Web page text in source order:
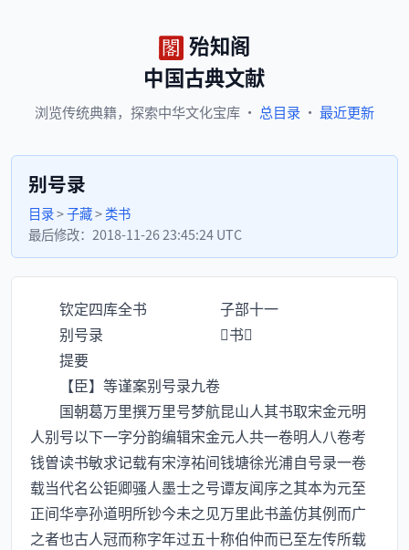
殆知阁
中国古典文献
浏览传统典籍， 探索中华文化宝库 · 总目录 · 最近更新
别号录
目录>子藏>类书
最后修改： 2018-11-26 23:45:24 UTC
钦定四库全书 子部十一
别号录 书
提要
【臣】等谨案别号录九卷
国朝葛万里撰万里号梦航昆山人其书取宋金元明
人别号以下一字分韵编辑宋金元人共一卷明人八卷考
钱曽读书敏求记载有宋淳祐间钱塘徐光浦自号录一卷
载当代名公钜卿骚人墨士之号谭友闻序之其本为元至
正间华亭孙道明所钞今未之见万里此书盖仿其例而广
之者也古人冠而称字年过五十称伯仲而已至左传所载